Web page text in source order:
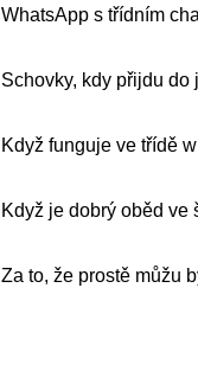
WhatsApp s třídním
Schovky, kdy přijdu
Když funguje ve třídě
Když je dobrý oběd ve
Za to, že prostě můžu